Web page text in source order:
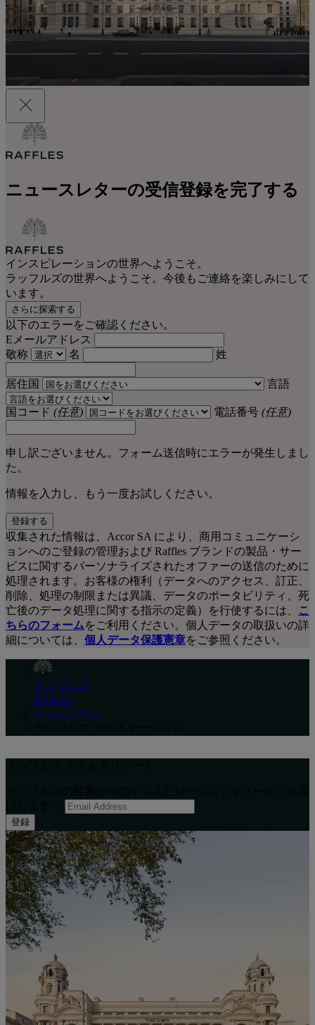
ニュースレターの受信登録を完了する
インスピレーションの世界へようこそ。
ラッフルズの世界へようこそ。今後もご連絡を楽しみにして
います。
さらに探索する
以下のエラーをご確認ください。
Eメールアドレス
敬称
名 姓
居住国 言語
国コード (任意) 電話番号 (任意)
申し訳ございません。フォーム送信時にエラーが発生しまし
た。
情報を入力し、もう一度お試しください。
登録する
収集された情報は、Accor SA により、商用コミュニケーシ
ョンへのご登録の管理および Raffles ブランドの製品・サー
ビスに関するパーソナライズされたオファーの送信のために
処理されます。お客様の権利（データへのアクセス、訂正、
削除、処理の制限または異議、データのポータビリティ、死
亡後のデータ処理に関する指示の定義）を行使するには、
こ
ちらのフォームをご利用ください。個人データの取扱いの詳
細については、 個人データ保護憲章をご参照ください。
ラッフルズ
Japanese
キャンペーン
登録